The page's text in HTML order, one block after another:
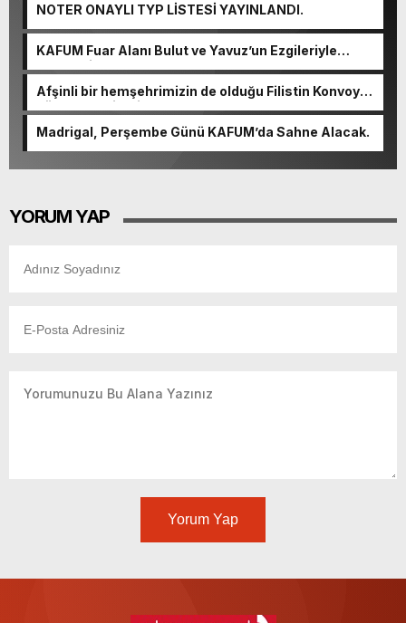
NOTER ONAYLI TYP LİSTESİ YAYINLANDI.
KAFUM Fuar Alanı Bulut ve Yavuz’un Ezgileriyle
Şenlendi.
Afşinli bir hemşehrimizin de olduğu Filistin Konvoyu,
güçlenerek ilerliyor.
Madrigal, Perşembe Günü KAFUM’da Sahne Alacak.
YORUM YAP
Yorum Yap